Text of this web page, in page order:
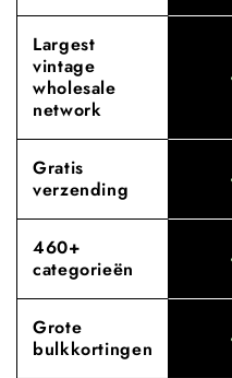
Largest
vintage
wholesale
network
Gratis
verzending
460+
categorieën
Grote
bulkkortingen